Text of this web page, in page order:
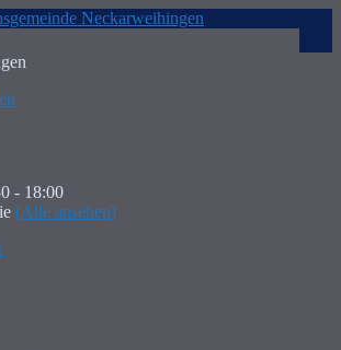
- 18:00
(Alle ansehen)